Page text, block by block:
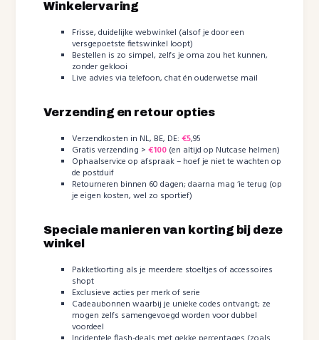
Winkelervaring
Frisse, duidelijke webwinkel (alsof je door een
versgepoetste fietswinkel loopt)
Bestellen is zo simpel, zelfs je oma zou het kunnen,
zonder geklooi
Live advies via telefoon, chat én ouderwetse mail
Verzending en retour opties
Verzendkosten in NL, BE, DE:€5,95
Gratis verzending >€100 (en altijd op Nutcase helmen)
Ophaalservice op afspraak – hoef je niet te wachten op
de postduif
Retourneren binnen 60 dagen; daarna mag ‘ie terug (op
je eigen kosten, wel zo sportief)
Speciale manieren van korting bij deze
winkel
Pakketkorting als je meerdere stoeltjes of accessoires
shopt
Exclusieve acties per merk of serie
Cadeaubonnen waarbij je unieke codes ontvangt; ze
mogen zelfs samengevoegd worden voor dubbel
voordeel